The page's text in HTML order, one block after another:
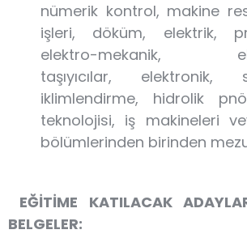
nümerik kontrol, makine
işleri, döküm, elektrik,
elektro-mekanik,
taşıyıcılar,
iklimlendirme, hidrolik
teknolojisi, iş makineleri
bölümlerinden birinden
EĞİTİME KATILACAK
BELGELER: